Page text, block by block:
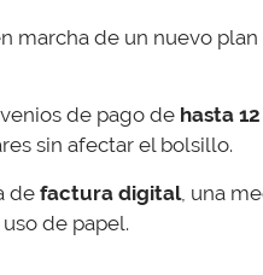
marcha de un nuevo
de pago de hasta
sin afectar el bolsillo.
de factura digital, una
de papel.